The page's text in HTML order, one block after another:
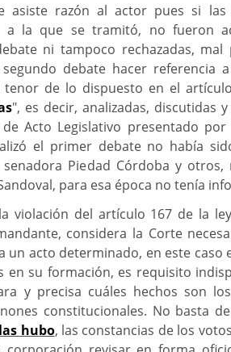
asiste razón al actor pues si
a la que se tramitó, no fueron
ni tampoco rechazadas, mal
debate hacer referencia
tenor de lo dispuesto en el
", es decir, analizadas, discutidas
Acto Legislativo presentado
el primer debate no había
Piedad Córdoba y
para esa época no tenía
violación del artículo 167 de la
considera la Corte
un acto determinado, en este caso
en su formación, es requisito
y precisa cuáles hechos son
constitucionales. No basta
hubo, las constancias de los